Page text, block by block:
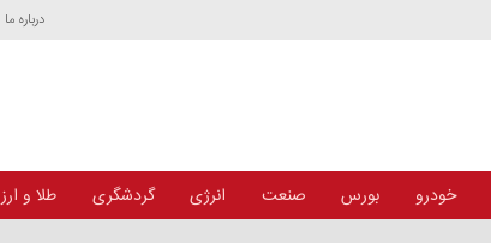
درباره ما
خودرو بورس صنعت انرژی گردشگری طلا و ارز